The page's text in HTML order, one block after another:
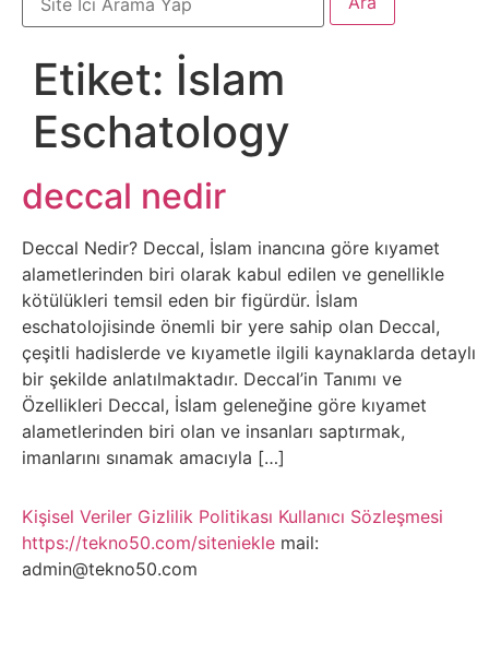
Arabalar
Bankacılık
İşlemleri
Belgesel
Bilgi
Bilgisayar
Bilim
Bitcoin
Bitkiler
Çizgi
Film
Etiket: İslam
Eschatology
deccal nedir
Deccal Nedir? Deccal, İslam inancına göre kıyamet
alametlerinden biri olarak kabul edilen ve genellikle
kötülükleri temsil eden bir figürdür. İslam
eschatolojisinde önemli bir yere sahip olan Deccal,
çeşitli hadislerde ve kıyametle ilgili kaynaklarda detaylı
bir şekilde anlatılmaktadır. Deccal’in Tanımı ve
Özellikleri Deccal, İslam geleneğine göre kıyamet
alametlerinden biri olan ve insanları saptırmak,
imanlarını sınamak amacıyla […]
Kişisel Veriler Gizlilik Politikası Kullanıcı Sözleşmesi
https://tekno50.com/siteniekle mail:
admin@tekno50.com